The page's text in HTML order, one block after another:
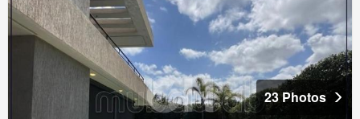
23 Photos